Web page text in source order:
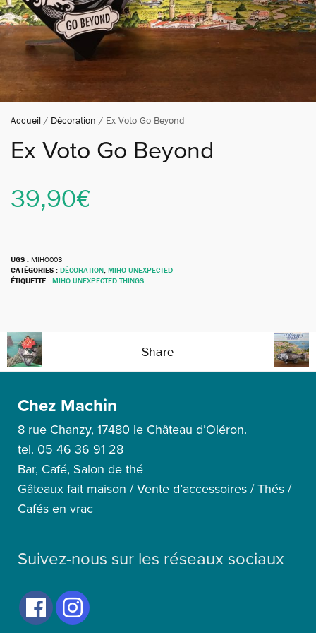
Accueil / Décoration / Ex Voto Go Beyond
Ex Voto Go Beyond
39,90€
UGS : MIHO003
CATÉGORIES : DÉCORATION, MIHO UNEXPECTED
ÉTIQUETTE : MIHO UNEXPECTED THINGS
Share
Chez Machin
8 rue Chanzy, 17480 le Château d’Oléron.
tel. 05 46 36 91 28
Bar, Café, Salon de thé
Gâteaux fait maison / Vente d’accessoires / Thés /
Cafés en vrac
Suivez-nous sur les réseaux sociaux